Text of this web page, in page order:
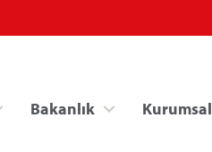
Bakanlık Kurumsal